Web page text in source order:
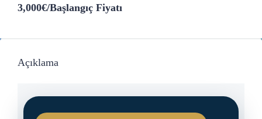
3,000€/Başlangıç Fiyatı
Açıklama